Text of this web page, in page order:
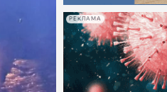
РЕКЛАМА